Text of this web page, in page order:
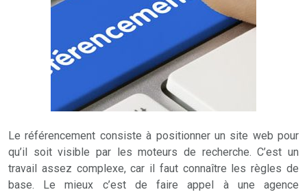
Le référencement consiste à positionner un site web pour
qu’il soit visible par les moteurs de recherche. C’est un
travail assez complexe, car il faut connaître les règles de
base. Le mieux c’est de faire appel à une agence